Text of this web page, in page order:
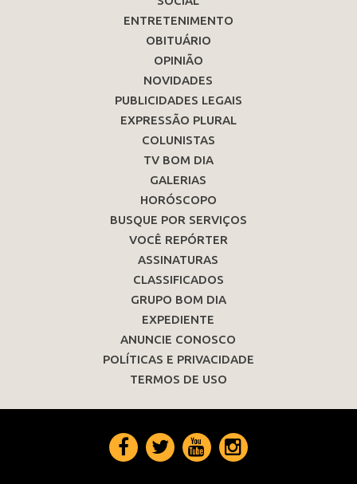
ENTRETENIMENTO
OBITUÁRIO
OPINIÃO
NOVIDADES
PUBLICIDADES LEGAIS
EXPRESSÃO PLURAL
COLUNISTAS
TV BOM DIA
GALERIAS
HORÓSCOPO
BUSQUE POR SERVIÇOS
VOCÊ REPÓRTER
ASSINATURAS
CLASSIFICADOS
GRUPO BOM DIA
EXPEDIENTE
ANUNCIE CONOSCO
POLÍTICAS E PRIVACIDADE
TERMOS DE USO